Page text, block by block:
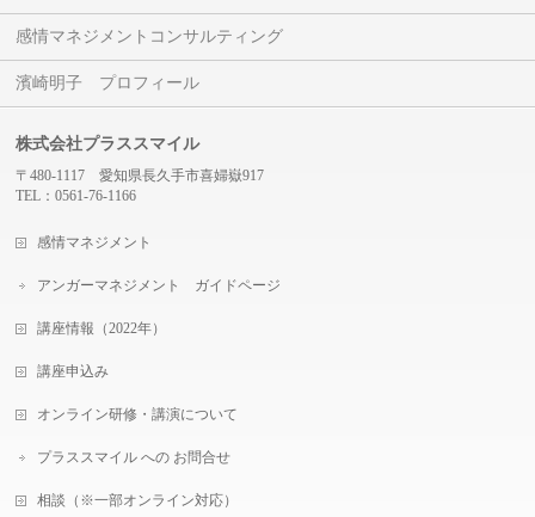
感情マネジメントコンサルティング
濱崎明子 プロフィール
株式会社プラススマイル
〒480-1117 愛知県長久手市喜婦嶽917
TEL：0561-76-1166
感情マネジメント
アンガーマネジメント ガイドページ
講座情報（2022年）
講座申込み
オンライン研修・講演について
プラススマイル への お問合せ
相談（※一部オンライン対応）